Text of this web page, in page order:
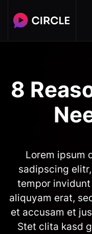
8
Lorem ipsum
sadipscing
tempor
aliquyam erat,
et accusam et
Stet clita kasd